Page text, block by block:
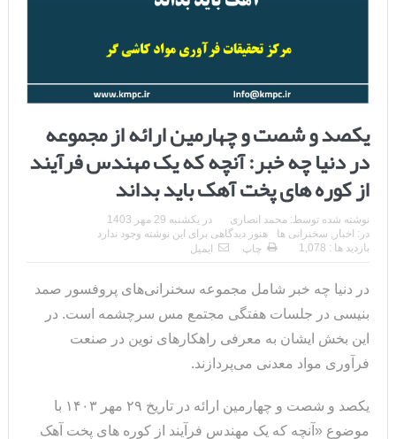
یکصد و شصت و چهارمین ارائه از مجموعه
در دنیا چه خبر: آنچه که یک مهندس فرآیند
از کوره های پخت آهک باید بداند
نوشته شده توسط: محمد انصاری در یکشنبه 29 مهر 1403
در: اخبار , سخنرانی ها
هنوز دیدگاهی برای این نوشته وجود ندارد
بازدید ها : 1,078
چاپ ایمیل
در دنیا چه خبر شامل مجموعه سخنرانی‌های پروفسور صمد
بنیسی در جلسات هفتگی مجتمع مس سرچشمه است. در
این بخش ایشان به معرفی راهکارهای نوین در صنعت
فرآوری مواد معدنی می‌پردازند.
یکصد و شصت و چهارمین ارائه در تاریخ ۲۹ مهر ۱۴۰۳ با
موضوع «آنچه که یک مهندس فرآیند از کوره های پخت آهک